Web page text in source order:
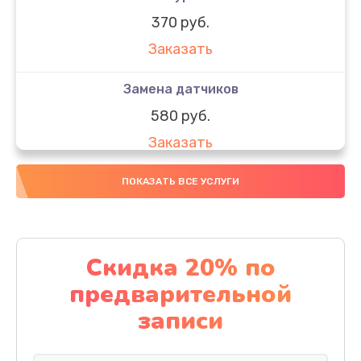
370 руб.
Заказать
Замена датчиков
580 руб.
Заказать
Комплексная чистка
Заказать
Замена дисплея (экрана)
2000 руб.
Заказать
ПОКАЗАТЬ ВСЕ УСЛУГИ
Скидка 20% по
предварительной
записи